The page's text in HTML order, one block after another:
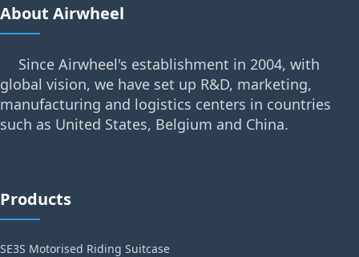
About Airwheel
Since Airwheel's establishment in 2004, with
global vision, we have set up R&D, marketing,
manufacturing and logistics centers in countries
such as United States, Belgium and China.
Products
SE3S Motorised Riding Suitcase